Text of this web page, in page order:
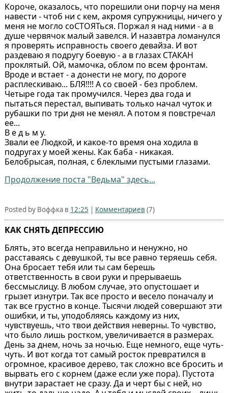
Короче, оказалось, что порешили они порчу на меня
навести - чтоб ни с кем, акромя супружницы, ничего у
меня не могло соСТОЯТься. Поржал я над ними - а в
душе червячок малый завелся. И назавтра ломанулся
я проверять исправность своего девайза. И вот
раздеваю я подругу боевую - а в глазах СТАКАН
проклятый. Ой, мамочка, облом по всем фронтам.
Вроде и встает - а донести не могу, по дороге
расплескиваю... БЛЯ!!!! А со своей - без проблем.
Четыре года так промучился. Через два года и
пытаться перестал, выпивать только начал чуток и
рубашки по три дня не менял. А потом я повстречал
ее...
В е д ь м у.
Звали ее Людкой, и какое-то время она ходила в
подругах у моей жены. Как баба - никакая.
Белобрысая, полная, с блеклыми пустыми глазами.
Продолжение поста "Ведьма" здесь...
Posted by Воффка в 12:25 | Комментариев (7)
КАК СНЯТЬ ДЕПРЕССИЮ
Блять, это всегда неправильно и ненужно, но
расставаясь с девушкой, ты все равно теряешь себя.
Она бросает тебя или ты сам берешь
ответственность в свои руки и прерываешь
бессмыслицу. В любом случае, это опустошает и
грызет изнутри. Так все просто и весело поначалу и
так все грустно в конце. Тысячи людей совершают эти
ошибки, и ты, уподобляясь каждому из них,
чувствуешь, что твои действия неверны. То чувство,
что было лишь ростком, увеличивается в размерах.
День за днем, ночь за ночью. Еще немного, еще чуть-
чуть. И вот когда тот самый росток превратился в
огромное, красивое дерево, так сложно все бросить и
вырвать его с корнем (даже если уже пора). Пустота
внутри зарастает не сразу. Да и черт бы с ней, но